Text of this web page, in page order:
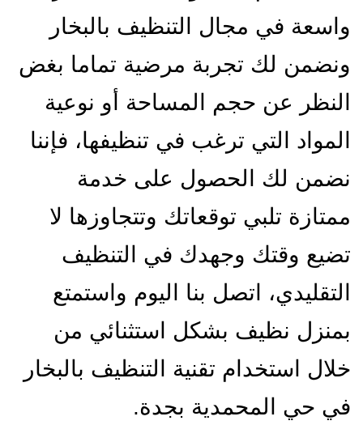
واسعة في مجال التنظيف بالبخار
ونضمن لك تجربة مرضية تماما بغض
النظر عن حجم المساحة أو نوعية
المواد التي ترغب في تنظيفها، فإننا
نضمن لك الحصول على خدمة
ممتازة تلبي توقعاتك وتتجاوزها لا
تضيع وقتك وجهدك في التنظيف
التقليدي، اتصل بنا اليوم واستمتع
بمنزل نظيف بشكل استثنائي من
خلال استخدام تقنية التنظيف بالبخار
في حي المحمدية بجدة.